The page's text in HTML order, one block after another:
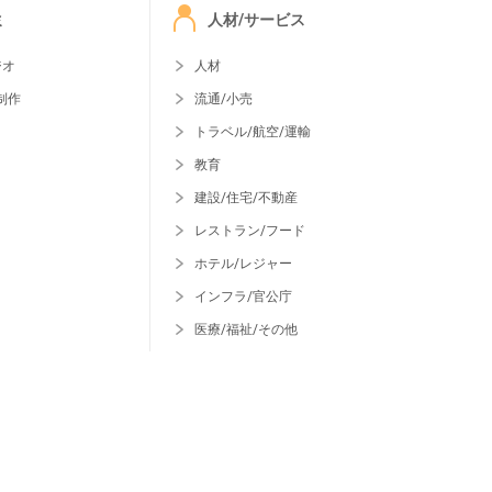
作
人材/サービス
人材
流通/小売
トラベル/航空/運輸
教育
建設/住宅/不動産
レストラン/フード
ホテル/レジャー
インフラ/官公庁
医療/福祉/その他